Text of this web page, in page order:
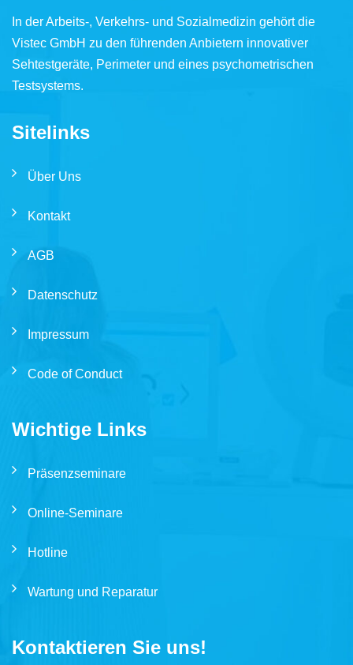
In der Arbeits-, Verkehrs- und Sozialmedizin gehört die
Vistec GmbH zu den führenden Anbietern innovativer
Sehtestgeräte, Perimeter und eines psychometrischen
Testsystems.
Sitelinks
Über Uns
Kontakt
AGB
Datenschutz
Impressum
Code of Conduct
Wichtige Links
Präsenzseminare
Online-Seminare
Hotline
Wartung und Reparatur
Kontaktieren Sie uns!